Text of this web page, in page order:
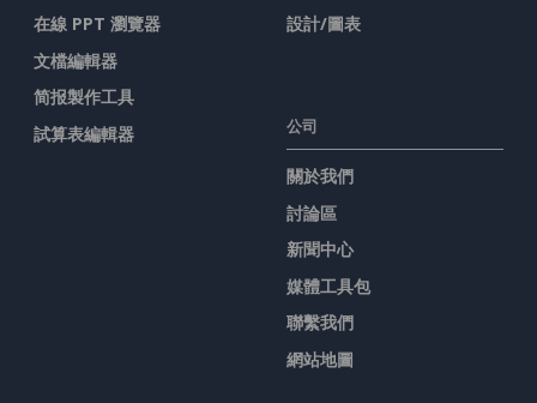
在線 PPT 瀏覽器
文檔編輯器
简报製作工具
試算表編輯器
設計/圖表
公司
關於我們
討論區
新聞中心
媒體工具包
聯繫我們
網站地圖